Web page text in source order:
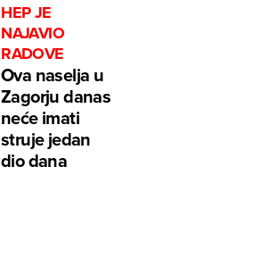
HEP JE
NAJAVIO
RADOVE
Ova naselja u
Zagorju danas
neće imati
struje jedan
dio dana